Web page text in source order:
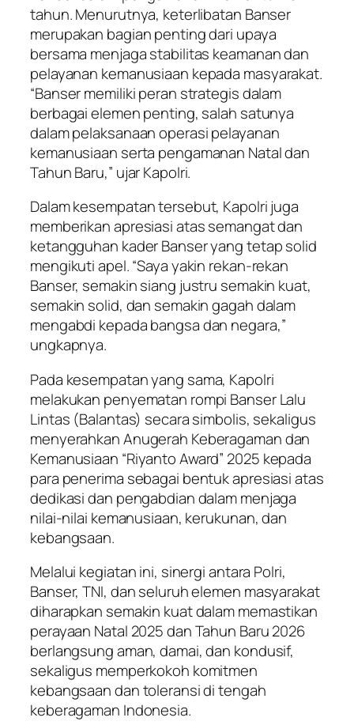
tahun. Menurutnya, keterlibatan Banser
merupakan bagian penting dari upaya
bersama menjaga stabilitas keamanan dan
pelayanan kemanusiaan kepada masyarakat.
“Banser memiliki peran strategis dalam
berbagai elemen penting, salah satunya
dalam pelaksanaan operasi pelayanan
kemanusiaan serta pengamanan Natal dan
Tahun Baru,” ujar Kapolri.
Dalam kesempatan tersebut, Kapolri juga
memberikan apresiasi atas semangat dan
ketangguhan kader Banser yang tetap solid
mengikuti apel. “Saya yakin rekan-rekan
Banser, semakin siang justru semakin kuat,
semakin solid, dan semakin gagah dalam
mengabdi kepada bangsa dan negara,”
ungkapnya.
Pada kesempatan yang sama, Kapolri
melakukan penyematan rompi Banser Lalu
Lintas (Balantas) secara simbolis, sekaligus
menyerahkan Anugerah Keberagaman dan
Kemanusiaan “Riyanto Award” 2025 kepada
para penerima sebagai bentuk apresiasi atas
dedikasi dan pengabdian dalam menjaga
nilai-nilai kemanusiaan, kerukunan, dan
kebangsaan.
Melalui kegiatan ini, sinergi antara Polri,
Banser, TNI, dan seluruh elemen masyarakat
diharapkan semakin kuat dalam memastikan
perayaan Natal 2025 dan Tahun Baru 2026
berlangsung aman, damai, dan kondusif,
sekaligus memperkokoh komitmen
kebangsaan dan toleransi di tengah
keberagaman Indonesia.